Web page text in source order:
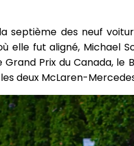
septième des neuf
elle fut aligné, Michael
Prix du Canada, le
deux McLaren-